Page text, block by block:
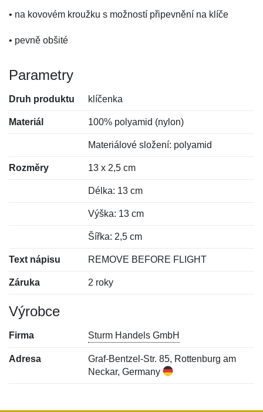
• na kovovém kroužku s možností připevnění na klíče
• pevně obšité
Parametry
Druh produktu klíčenka
Materiál 100% polyamid (nylon)
Materiálové složení: polyamid
Rozměry 13 x 2,5 cm
Délka: 13 cm
Výška: 13 cm
Šířka: 2,5 cm
Text nápisu REMOVE BEFORE FLIGHT
Záruka 2 roky
Výrobce
Firma Sturm Handels GmbH
Adresa
Graf-Bentzel-Str. 85, Rottenburg am
Neckar, Germany